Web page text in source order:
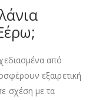
από
εξαιρετική
σχέση με τα